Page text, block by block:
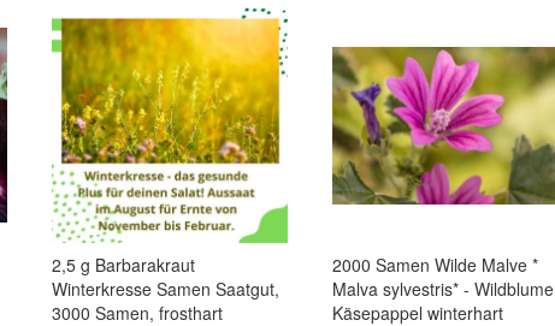
2,5 g Barbarakraut
Winterkresse Samen Saatgut,
3000 Samen, frosthart
2000 Samen Wilde Malve *
Malva sylvestris* - Wildblume
Käsepappel winterhart